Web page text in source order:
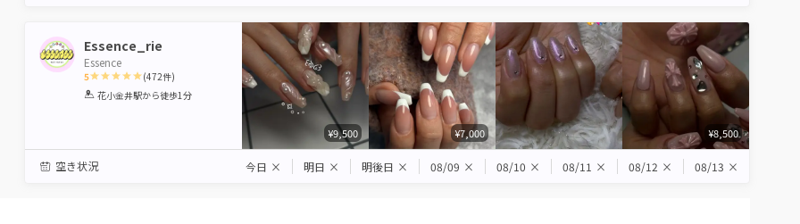
Essence_rie
Essence
5
1 2 3 4 5
(472件)
花小金井駅から徒歩1分
¥9,500 ¥7,000 ¥8,500
空き状況 今日 × 明日 × 明後日 × 08/09 × 08/10 × 08/11 × 08/12 × 08/13 ×